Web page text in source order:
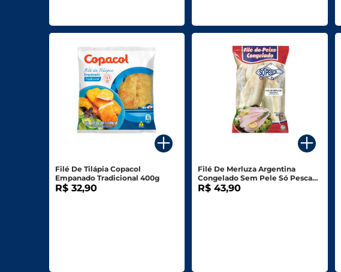
Filé De Tilápia Copacol
Empanado Tradicional 400g
R$ 32,90
Filé De Merluza Argentina
Congelado Sem Pele Só Pesca
800g
R$ 43,90